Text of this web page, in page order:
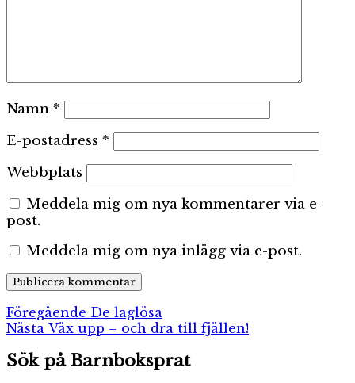
Namn *
E-postadress *
Webbplats
Meddela mig om nya kommentarer via e-
post.
Meddela mig om nya inlägg via e-post.
Inläggsnavigering
Föregående Föregående
inlägg:
De laglösa
Nästa Nästa
Väx upp – och dra till fjällen!
Sök på Barnboksprat